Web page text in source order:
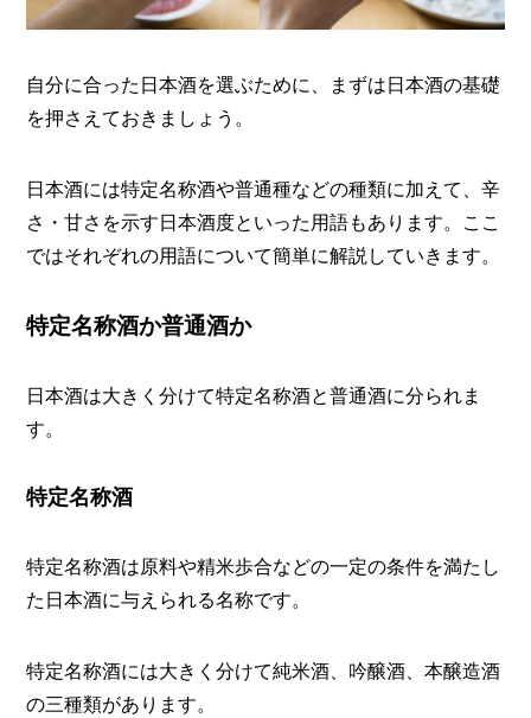
自分に合った日本酒を選ぶために、まずは日本酒の基礎
を押さえておきましょう。
日本酒には特定名称酒や普通種などの種類に加えて、辛
さ・甘さを示す日本酒度といった用語もあります。ここ
ではそれぞれの用語について簡単に解説していきます。
特定名称酒か普通酒か
日本酒は大きく分けて特定名称酒と普通酒に分られま
す。
特定名称酒
特定名称酒は原料や精米歩合などの一定の条件を満たし
た日本酒に与えられる名称です。
特定名称酒には大きく分けて純米酒、吟醸酒、本醸造酒
の三種類があります。